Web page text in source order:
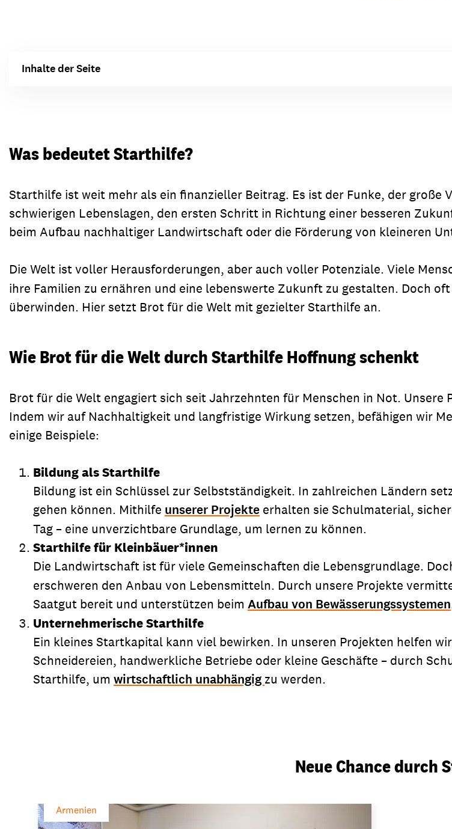
Sie brauchen Materialien?
Entdecken Sie unsere zahlreichen Publikationen & Materialien:
Entdecken Sie unsere zahlreichen Publikationen & Materialien:
Inhalte der Seite
Was bedeutet Starthilfe?
Starthilfe ist weit mehr als ein finanzieller Beitrag. Es ist der Funke, der große
schwierigen Lebenslagen, den ersten Schritt in Richtung einer besseren
beim Aufbau nachhaltiger Landwirtschaft oder die Förderung von kleineren
Die Welt ist voller Herausforderungen, aber auch voller Potenziale. Viele
ihre Familien zu ernähren und eine lebenswerte Zukunft zu gestalten. Doch
überwinden. Hier setzt Brot für die Welt mit gezielter Starthilfe an.
Wie Brot für die Welt durch Starthilfe Hoffnung schenkt
Brot für die Welt engagiert sich seit Jahrzehnten für Menschen in Not.
Indem wir auf Nachhaltigkeit und langfristige Wirkung setzen, befähigen wir
einige Beispiele:
Bildung als Starthilfe
Bildung ist ein Schlüssel zur Selbstständigkeit. In zahlreichen Ländern
gehen können. Mithilfe unserer Projekte erhalten sie Schulmaterial,
Tag – eine unverzichtbare Grundlage, um lernen zu können.
Starthilfe für Kleinbäuer*innen
Die Landwirtschaft ist für viele Gemeinschaften die Lebensgrundlage.
erschweren den Anbau von Lebensmitteln. Durch unsere Projekte
Saatgut bereit und unterstützen beim Aufbau von Bewässerungssystemen
Unternehmerische Starthilfe
Ein kleines Startkapital kann viel bewirken. In unseren Projekten helfen
Schneidereien, handwerkliche Betriebe oder kleine Geschäfte – durch
Starthilfe, um wirtschaftlich unabhängig zu werden.
Neue Chance durch
Armenien